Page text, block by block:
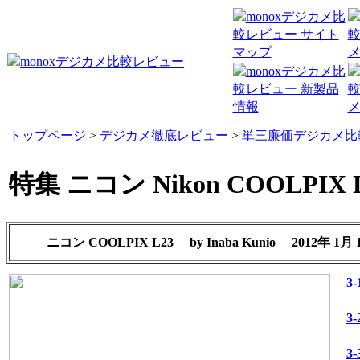
トップページ > デジカメ徹底レビュー > 単三廉価デジカメ比
特集 ニコン Nikon COOLPIX
ニコン COOLPIX L23by Inaba Kunio 2012年 1月